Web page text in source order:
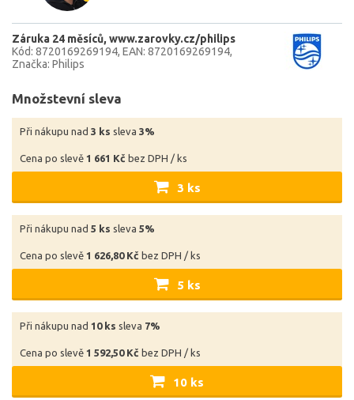
Záruka 24 měsíců www.zarovky.cz/philips
Kód: 8720169269194 EAN: 8720169269194
Značka: Philips
Množstevní sleva
Při nákupu nad 3 ks sleva 3%
Cena po slevě 1 661 Kč bez DPH / ks
3 ks
Při nákupu nad 5 ks sleva 5%
Cena po slevě 1 626,80 Kč bez DPH / ks
5 ks
Při nákupu nad 10 ks sleva 7%
Cena po slevě 1 592,50 Kč bez DPH / ks
10 ks